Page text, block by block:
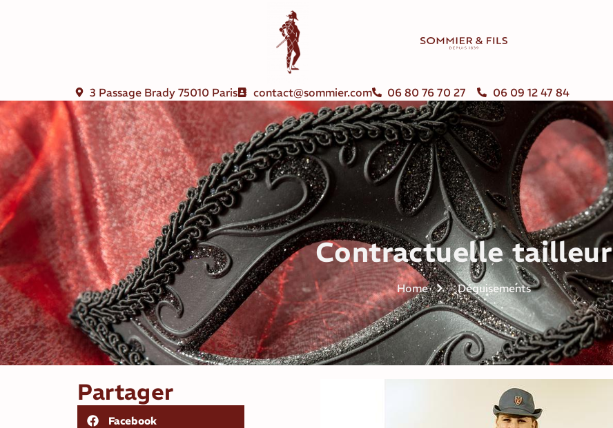
3 Passage Brady 75010 Paris contact@sommier.com 06 80 76 70 27 06 09 12 47 84
Contractuelle tailleur
Home Déguisements
Partager
Facebook